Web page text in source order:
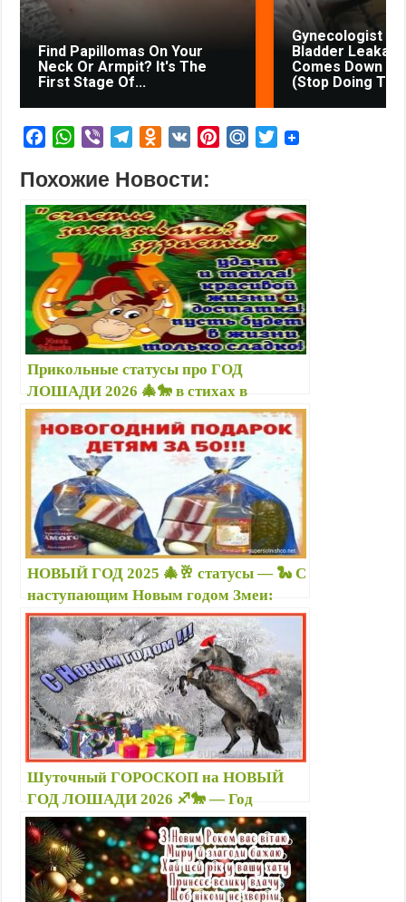
Find Papillomas On Your
Neck Or Armpit? It's The
First Stage Of...
Gynecologist in
Bladder
Comes Down to
(Stop Doing
c
e
b
o
o
k
W
a
t
s
A
p
p
V
b
e
r
l
e
g
r
a
m
O
n
o
k
l
a
s
s
n
i
k
i
V
t
e
r
e
s
t
M
l
.
R
u
T
t
t
e
r
Похожие Новости:
Прикольные статусы про ГОД
ЛОШАДИ 2026 🎄🐎 в стихах в
картинках
НОВЫЙ ГОД 2025 🎄🥂 статусы — 🐍 С
наступающим Новым годом Змеи:
лучшие новогодние поздравления и
прикольные картинки с надписями
Шуточный ГОРОСКОП на НОВЫЙ
ГОД ЛОШАДИ 2026 ♐🐎 — Год
Лошади по знакам зодиака в стихах,
картинки, стикеры, гиф